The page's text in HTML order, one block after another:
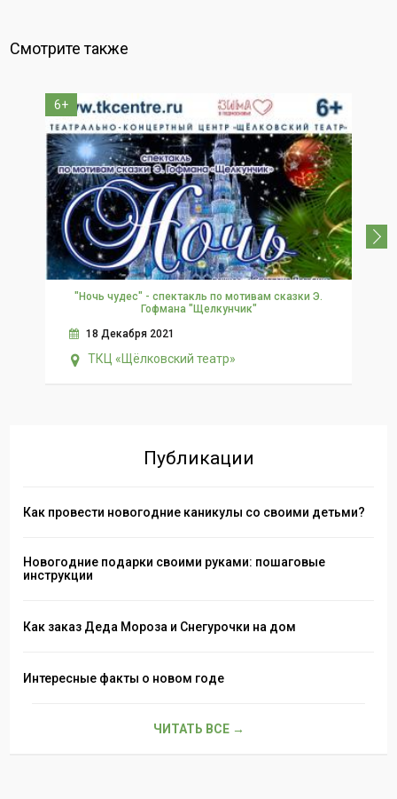
Смотрите также
6+
"Ночь чудес" - спектакль по мотивам сказки Э.
Гофмана "Щелкунчик"
18 Декабря 2021
ТКЦ «Щёлковский театр»
Публикации
Как провести новогодние каникулы со своими детьми?
Новогодние подарки своими руками: пошаговые
инструкции
Как заказ Деда Мороза и Снегурочки на дом
Интересные факты о новом годе
ЧИТАТЬ ВСЕ →